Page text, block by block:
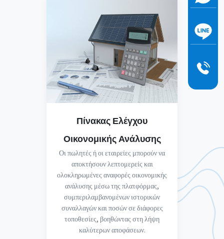
Πίνακας Ελέγχου
Οικονομικής Ανάλυσης
Οι πωλητές ή οι εταιρείες μπορούν να
αποκτήσουν λεπτομερείς και
ολοκληρωμένες αναφορές οικονομικής
ανάλυσης μέσω της πλατφόρμας,
συμπεριλαμβανομένων ιστορικών
συναλλαγών και ποσών σε διάφορες
τοποθεσίες, βοηθώντας στη λήψη
καλύτερων αποφάσεων.